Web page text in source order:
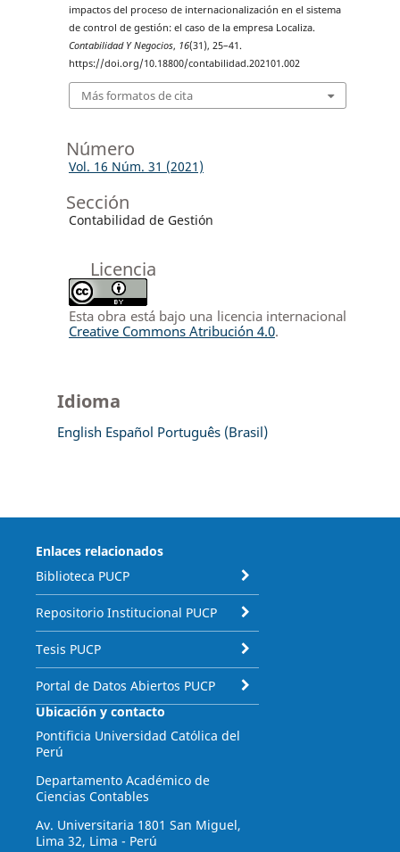
impactos del proceso de internacionalización en el sistema
de control de gestión: el caso de la empresa Localiza.
Contabilidad Y Negocios, 16(31), 25–41.
https://doi.org/10.18800/contabilidad.202101.002
Más formatos de cita
Número
Vol. 16 Núm. 31 (2021)
Sección
Contabilidad de Gestión
Licencia
Esta obra está bajo una licencia internacional
Creative Commons Atribución 4.0.
Idioma
English Español Português (Brasil)
Enlaces relacionados
Biblioteca PUCP
Repositorio Institucional PUCP
Tesis PUCP
Portal de Datos Abiertos PUCP
Ubicación y contacto
Pontificia Universidad Católica del
Perú
Departamento Académico de
Ciencias Contables
Av. Universitaria 1801 San Miguel,
Lima 32, Lima - Perú